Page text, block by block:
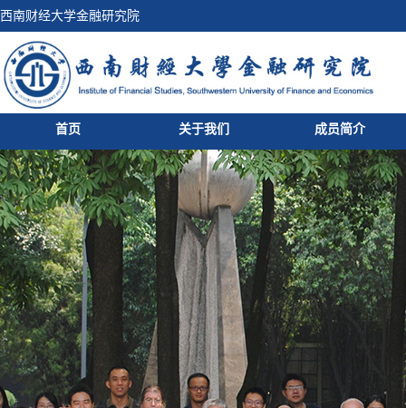
西南财经大学金融研究院
首页 关于我们 成员简介